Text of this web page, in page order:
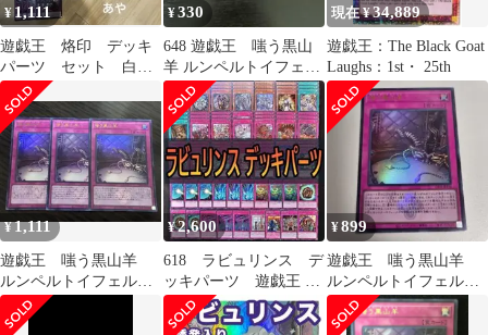
¥ 1,111
遊戯王 烙印 デッキ
パーツ セット 白の
物語 各3枚
¥330
648 遊戯王 嗤う黒山
羊 ルンペルトイフェル
字レア 18枚
現在 ¥34,889
遊戯王：The Black Goat
Laughs：1st・ 25th
¥1,111
遊戯王 嗤う黒山羊
ルンペルトイフェル
白の物語 ウルトラレ
ア 3枚
¥2,600
618 ラビュリンス デ
ッキパーツ 遊戯王
能力吸収石 ダルマカ
ルマ 等☆
¥899
遊戯王 嗤う黒山羊
ルンペルトイフェル
白の物語 ウルトラレ
ア